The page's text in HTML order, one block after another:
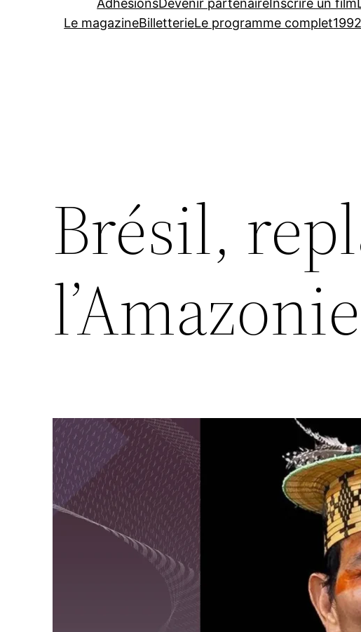
AdhésionsDevenir partenaire Inscrire un film
Le magazineBilletterieLe programme complet
Brésil,
l’Amazonie